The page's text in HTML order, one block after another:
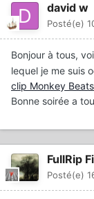
david w
Posté(e)
Bonjour à tous,
lequel je me suis
clip Monkey
Bonne soirée a
FullRip
Posté(e)